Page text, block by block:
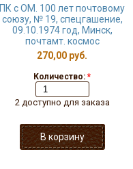
ПК с ОМ. 100 лет почтовому
союзу, № 19, спецгашение,
09.10.1974 год, Минск,
почтамт. космос
270,00 руб.
Количество: *
2 доступно для заказа